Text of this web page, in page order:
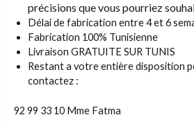
précisions que vous pourriez
Délai de fabrication entre 4 et 6
Fabrication 100% Tunisienne
Livraison GRATUITE SUR TUNIS
Restant a votre entière disposition
contactez :
92 99 33 10 Mme Fatma